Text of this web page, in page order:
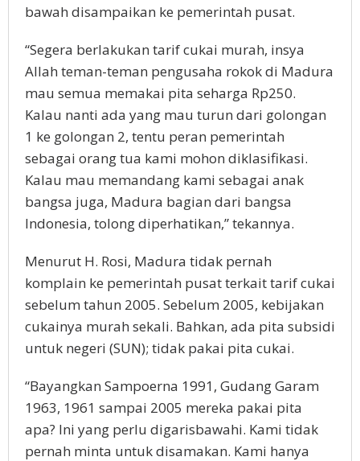
bawah disampaikan ke pemerintah pusat.
“Segera berlakukan tarif cukai murah, insya
Allah teman-teman pengusaha rokok di Madura
mau semua memakai pita seharga Rp250.
Kalau nanti ada yang mau turun dari golongan
1 ke golongan 2, tentu peran pemerintah
sebagai orang tua kami mohon diklasifikasi.
Kalau mau memandang kami sebagai anak
bangsa juga, Madura bagian dari bangsa
Indonesia, tolong diperhatikan,” tekannya.
Menurut H. Rosi, Madura tidak pernah
komplain ke pemerintah pusat terkait tarif cukai
sebelum tahun 2005. Sebelum 2005, kebijakan
cukainya murah sekali. Bahkan, ada pita subsidi
untuk negeri (SUN); tidak pakai pita cukai.
“Bayangkan Sampoerna 1991, Gudang Garam
1963, 1961 sampai 2005 mereka pakai pita
apa? Ini yang perlu digarisbawahi. Kami tidak
pernah minta untuk disamakan. Kami hanya